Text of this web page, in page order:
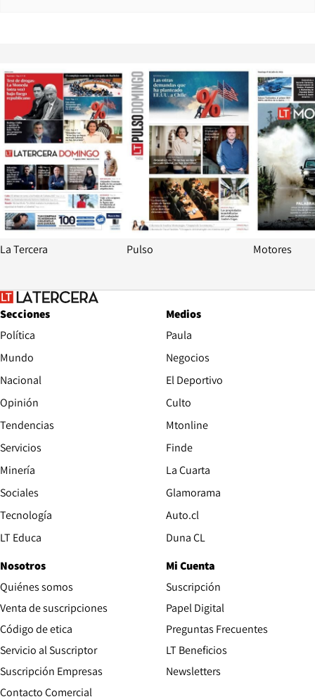
Opens in new window
La Tercera
Opens in
Pulso Motores
Secciones
Política
Mundo
Nacional
Opinión
Tendencias
Servicios
Minería
Sociales
Tecnología
LT Educa
Medios
Paula
Negocios
El Deportivo
Culto
Mtonline
Finde
La Cuarta
Glamorama
Auto.clOpens in new window
Duna CLOpens in new window
Nosotros
Quiénes somos
Venta de suscripciones
Código de etica Opens in new window
Servicio al Suscriptor
Suscripción Empresas
Contacto ComercialOpens in new window
Mi Cuenta
Suscripción
Papel DigitalOpens in new
Preguntas Frecuentes
LT Beneficios
Newsletters